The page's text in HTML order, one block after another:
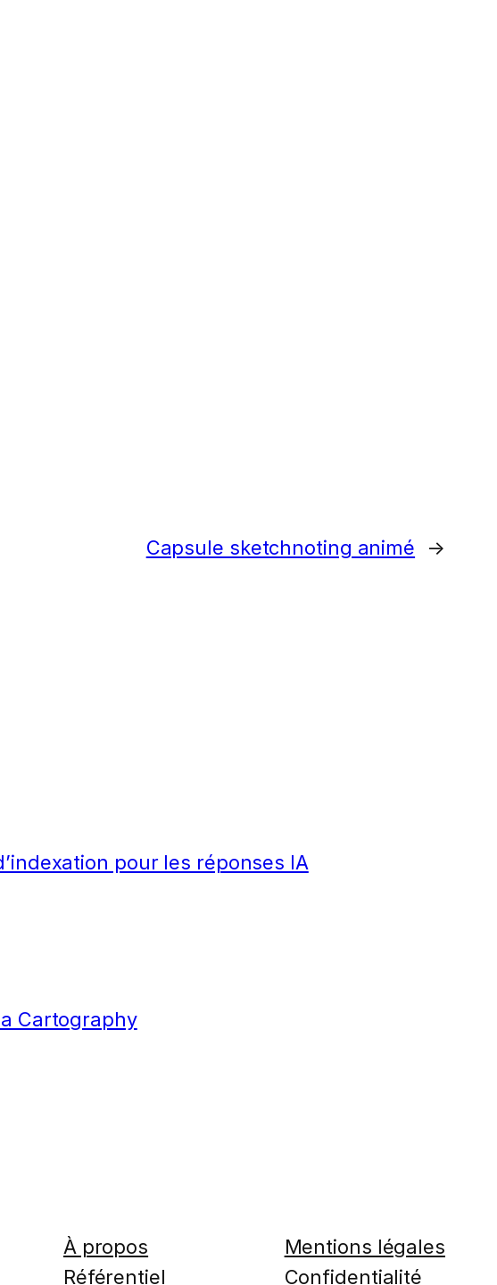
Capsule sketchnoting animé →
pour les réponses IA
Cartography
À propos
Référentiel
Mentions légales
Confidentialité